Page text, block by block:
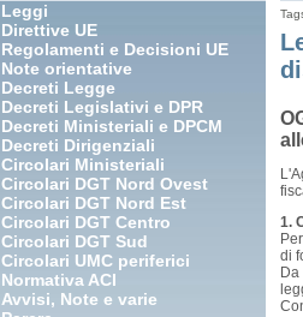
Leggi
Direttive UE
Regolamenti e Decisioni UE
Note orientative
Decreti Legge
Decreti Legislativi e DPR
Decreti Ministeriali e DPCM
Decreti Dirigenziali
Circolari Ministeriali
Circolari DGT Nord Ovest
Circolari DGT Nord Est
Circolari DGT Centro
Circolari DGT Sud
Circolari UMC periferici
Normativa ACI
Avvisi, Note e varie
1.
di